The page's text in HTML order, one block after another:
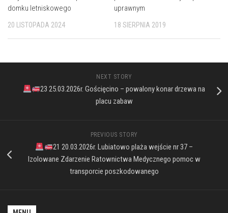
domku letniskowego
20 LISTOPADA 2024
uprawnym
18 SIERPNIA 2019
NEXT STORY
23 25.03.2026r. Gościęcino – powalony konar drzewa na
placu zabaw
PREVIOUS STORY
21 20.03.2026r. Lubiatowo plaża wejście nr 37 –
Izolowane Zdarzenie Ratownictwa Medycznego pomoc w
transporcie poszkodowanego